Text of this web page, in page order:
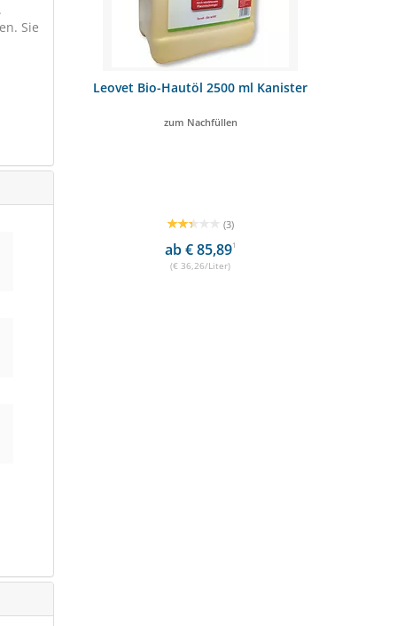
Sie
Leovet Bio-Hautöl 2500 ml Kanister
zum Nachfüllen
(3)
ab € 85,891
(€ 36,26/Liter)